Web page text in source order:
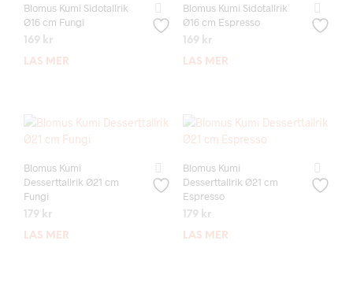
Blomus Kumi Sidotallrik
Ø16 cm Fungi
169 kr
LÄS MER
Blomus Kumi Sidotallrik
Ø16 cm Espresso
169 kr
LÄS MER
Blomus Kumi
Desserttallrik Ø21 cm
Fungi
179 kr
LÄS MER
Blomus Kumi
Desserttallrik Ø21 cm
Espresso
179 kr
LÄS MER